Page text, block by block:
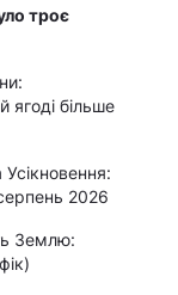
троє
ягоді більше
2026
Землю: